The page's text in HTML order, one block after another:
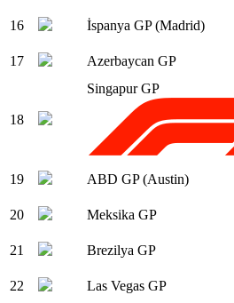
16 İspanya GP (Madrid)
17 Azerbaycan GP
18
Singapur GP
19 ABD GP (Austin)
20 Meksika GP
21 Brezilya GP
22 Las Vegas GP